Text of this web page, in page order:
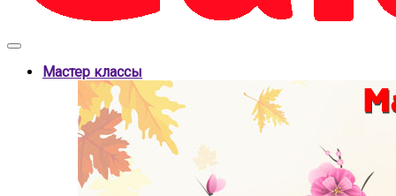
Мастер классы